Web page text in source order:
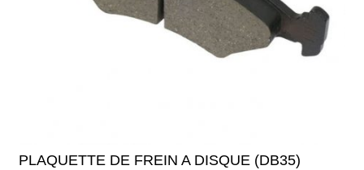
PLAQUETTE DE FREIN A DISQUE (DB35)